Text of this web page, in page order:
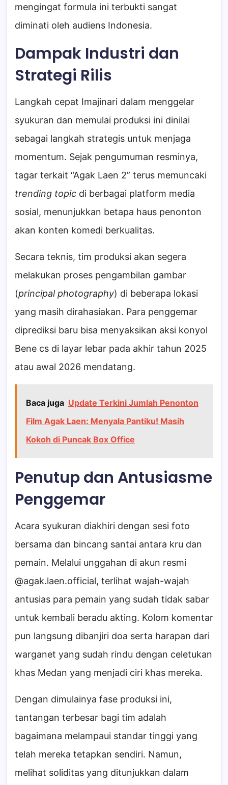
mengingat formula ini terbukti sangat
diminati oleh audiens Indonesia.
Dampak Industri dan
Strategi Rilis
Langkah cepat Imajinari dalam menggelar
syukuran dan memulai produksi ini dinilai
sebagai langkah strategis untuk menjaga
momentum. Sejak pengumuman resminya,
tagar terkait “Agak Laen 2” terus memuncaki
trending topic di berbagai platform media
sosial, menunjukkan betapa haus penonton
akan konten komedi berkualitas.
Secara teknis, tim produksi akan segera
melakukan proses pengambilan gambar
(principal photography) di beberapa lokasi
yang masih dirahasiakan. Para penggemar
diprediksi baru bisa menyaksikan aksi konyol
Bene cs di layar lebar pada akhir tahun 2025
atau awal 2026 mendatang.
Baca juga Update Terkini Jumlah Penonton
Film Agak Laen: Menyala Pantiku! Masih
Kokoh di Puncak Box Office
Penutup dan Antusiasme
Penggemar
Acara syukuran diakhiri dengan sesi foto
bersama dan bincang santai antara kru dan
pemain. Melalui unggahan di akun resmi
@agak.laen.official, terlihat wajah-wajah
antusias para pemain yang sudah tidak sabar
untuk kembali beradu akting. Kolom komentar
pun langsung dibanjiri doa serta harapan dari
warganet yang sudah rindu dengan celetukan
khas Medan yang menjadi ciri khas mereka.
Dengan dimulainya fase produksi ini,
tantangan terbesar bagi tim adalah
bagaimana melampaui standar tinggi yang
telah mereka tetapkan sendiri. Namun,
melihat soliditas yang ditunjukkan dalam